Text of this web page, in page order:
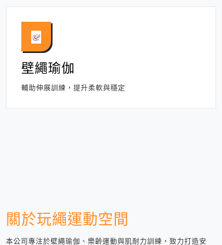
壁繩瑜伽
輔助伸展訓練，提升柔軟與穩定
關於玩繩運動空間
本公司專注於壁繩瑜伽、樂齡運動與肌耐力訓練，致力打造安